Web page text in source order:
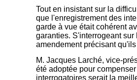
Tout en insistant sur la
que l'enregistrement des
garde à vue était cohérent
garanties. S'interrogeant
amendement précisant
M. Jacques Larché, vice-
été adoptée pour
interrogatoires serait la